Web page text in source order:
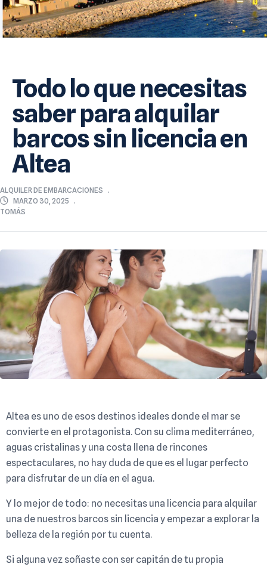
Todo lo que necesitas
saber para alquilar
barcos sin licencia en
Altea
ALQUILER DE EMBARCACIONES
MARZO 30, 2025
TOMÁS
Altea es uno de esos destinos ideales donde el mar se
convierte en el protagonista. Con su clima mediterráneo,
aguas cristalinas y una costa llena de rincones
espectaculares, no hay duda de que es el lugar perfecto
para disfrutar de un día en el agua.
Y lo mejor de todo: no necesitas una licencia para alquilar
una de nuestros barcos sin licencia y empezar a explorar la
belleza de la región por tu cuenta.
Si alguna vez soñaste con ser capitán de tu propia